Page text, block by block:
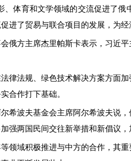
、体育和文学领域的交流促进了
进了贸易与联合项目的发展，为经
俄方主席杰里帕斯卡表示，习近
律法规、绿色技术解决方案方面
合作打下基础。
希波夫基金会主席阿尔希波夫说
强两国民间交往新举措和新倡议
领域积极推进与中方的合作，其